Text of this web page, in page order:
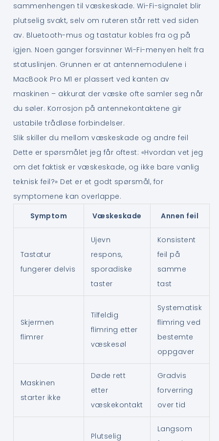
sammenhengen til væskeskade. Wi-Fi-signalet blir
plutselig svakt, selv om ruteren står rett ved siden
av. Bluetooth-mus og tastatur kobles fra og på
igjen. Noen ganger forsvinner Wi-Fi-menyen helt fra
statuslinjen. Grunnen er at antennemodulene i
MacBook Pro M1 er plassert ved kanten av
maskinen – akkurat der væske ofte samler seg når
du søler. Korrosjon på antennekontaktene gir
ustabile trådløse forbindelser.
Slik skiller du mellom væskeskade og andre feil
Dette er spørsmålet jeg får oftest: «Hvordan vet jeg
om det faktisk er væskeskade, og ikke bare vanlig
teknisk feil?» Det er et godt spørsmål, for
symptomene kan overlappe.
Symptom
Væskeskade Annen feil
Tastatur
fungerer delvis
Ujevn
respons,
sporadiske
taster
Konsistent
feil på
samme
tast
Skjermen
flimrer
Tilfeldig
flimring etter
væskesøl
Systematisk
flimring ved
bestemte
oppgaver
Maskinen
starter ikke
Døde rett
etter
væskekontakt
Gradvis
forverring
over tid
Plutselig
Langsom